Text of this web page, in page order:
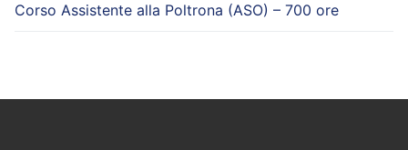
Corso Assistente alla Poltrona (ASO) – 700 ore